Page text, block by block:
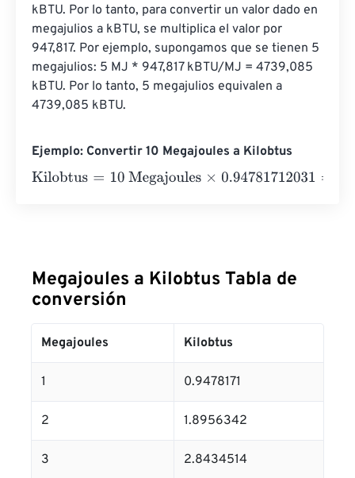
kBTU. Por lo tanto, para convertir un valor dado en
megajulios a kBTU, se multiplica el valor por
947,817. Por ejemplo, supongamos que se tienen 5
megajulios: 5 MJ * 947,817 kBTU/MJ = 4739,085
kBTU. Por lo tanto, 5 megajulios equivalen a
4739,085 kBTU.
Ejemplo: Convertir 10 Megajoules a Kilobtus
Kilobtus=10 Megajoules×0.94781712031=9.4781712
Megajoules a Kilobtus Tabla de
conversión
Megajoules Kilobtus
1 0.9478171
2 1.8956342
3 2.8434514